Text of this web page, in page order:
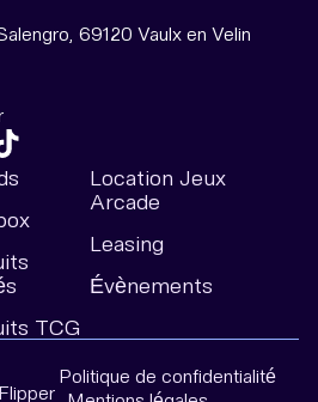
69120 Vaulx en Velin
TCG
Location Jeux
Arcade
Leasing
Évènements
Politique de confidentialité